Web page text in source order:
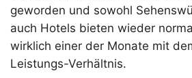
geworden und sowohl
auch Hotels bieten wieder
wirklich einer der Monate mit
Leistungs-Verhältnis.